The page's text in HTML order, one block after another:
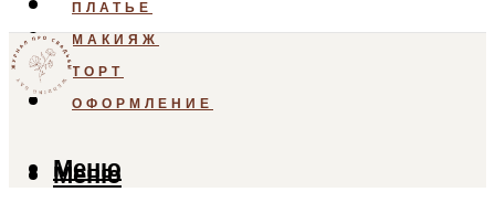
ПЛАТЬЕ
МАКИЯЖ
ТОРТ
ОФОРМЛЕНИЕ
Меню
Меню